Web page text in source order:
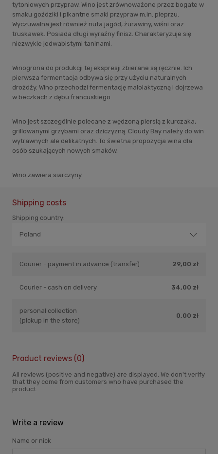
tytoniowych przypraw. Wino jest zrównoważone przez bogate w
smaku goździki i pikantne smaki przypraw m.in. pieprzu.
Wyczuwalna jest również nuta jagód, żurawiny, wiśni oraz
truskawek. Posiada długi wyraźny finisz. Charakteryzuje się
niezwykle jedwabistymi taninami.
Winogrona do produkcji tej ekspresji zbierane są ręcznie. Ich
pierwsza fermentacja odbywa się przy użyciu naturalnych
drożdży. Wino przechodzi fermentację malolaktyczną i dojrzewa
w beczkach z dębu francuskiego.
Wino jest szczególnie polecane z wędzoną piersią z kurczaka,
grillowanymi grzybami oraz dziczyzną. Cloudy Bay należy do win
wytrawnych ale delikatnych. To świetna propozycja wina dla
osób szukających nowych smaków.
Wino zawiera siarczyny.
Shipping costs
Shipping country:
Courier - payment in advance (transfer) 29,00 zł
Courier - cash on delivery 34,00 zł
personal collection
(pickup in the store)
0,00 zł
Product reviews (0)
All reviews (positive and negative) are displayed. We don't verify
that they come from customers who have purchased the
product.
Write a review
Name or nick